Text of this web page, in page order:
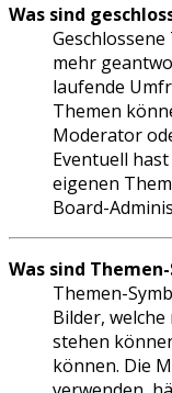
Was sind
mehr
laufende
Themen
Moderator
Eventuell
eigenen
Board-
Was sind
Themen-
Bilder,
stehen
können. Die